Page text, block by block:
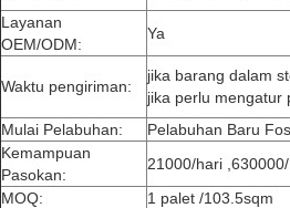
Layanan
OEM/ODM:
Ya
Waktu pengiriman:
jika barang dalam
jika perlu mengatur
Mulai Pelabuhan:
Pelabuhan Baru
Kemampuan
Pasokan:
21000/hari
MOQ:
1 palet /103.5sqm